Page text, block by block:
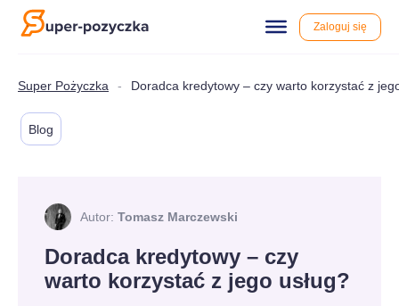
Przewiń
treści
Zaloguj się
Super Pożyczka - Doradca kredytowy – czy warto korzystać z
Blog
Autor: Tomasz Marczewski
Doradca kredytowy – czy
warto korzystać z jego usług?